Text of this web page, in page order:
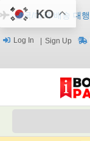
한국/미국 배송 대행
Log In Sign Up
KO